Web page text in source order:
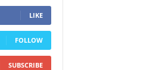
LIKE
FOLLOW
SUBSCRIBE